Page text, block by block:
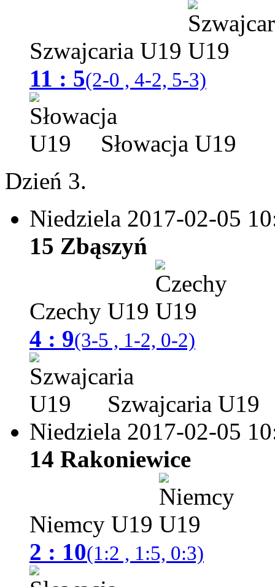
Szwajcaria U19
11 : 5(2-0 , 4-2, 5-3)
Słowacja U19
Dzień 3.
Niedziela 2017-02-05
15 Zbąszyń
Czechy U19
4 : 9(3-5 , 1-2, 0-2)
Szwajcaria U19
Niedziela 2017-02-05
14 Rakoniewice
Niemcy U19
2 : 10(1:2 , 1:5, 0:3)